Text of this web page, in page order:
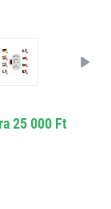
25 000 Ft